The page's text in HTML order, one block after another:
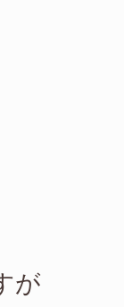
が